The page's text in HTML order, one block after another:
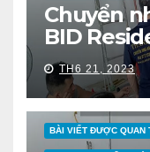
Chuyển
BID
TH6 21, 2023
BÀI VIẾT ĐƯỢC QUAN